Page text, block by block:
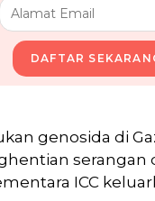
DAFTAR
genosida di
serangan
ICC